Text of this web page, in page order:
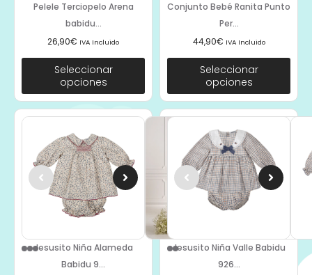
Pelele Terciopelo Arena
babidu...
26,90€ IVA Incluido
Seleccionar
opciones
Conjunto Bebé Ranita Punto
Per...
44,90€ IVA Incluido
Seleccionar
opciones
Jesusito Niña Alameda
Babidu 9...
Jesusito Niña Valle Babidu
926...